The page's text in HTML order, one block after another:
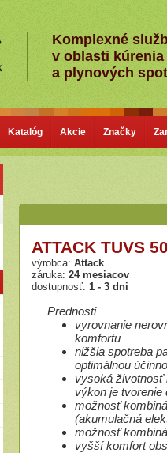
Komplexné
v oblasti kúrenia
a plynových
Katalóg Akcie Značky
ATTACK TUVS
výrobca: Attack
záruka: 24 mesiacov
dostupnosť: 1 - 3 dni
Prednosti
vyrovnanie
komfortu
nižšia spotreba
optimálnou
vysoká životnosť
výkon je
možnosť
(akumulačná
možnosť
vyšší komfort